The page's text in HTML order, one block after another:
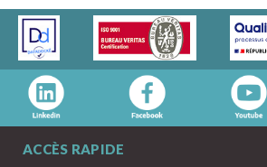
ACCÈS RAPIDE